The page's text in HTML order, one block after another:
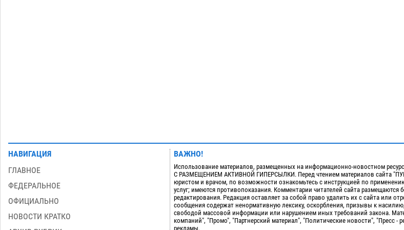
НАВИГАЦИЯ
ГЛАВНОЕ
ФЕДЕРАЛЬНОЕ
ОФИЦИАЛЬНО
НОВОСТИ КРАТКО
ВАЖНО!
Использование материалов, размещенных на информационно-новостном
С РАЗМЕЩЕНИЕМ АКТИВНОЙ ГИПЕРСЫЛКИ. Перед чтением материалов сайта
юристом и врачом, по возможности ознакомьтесь с инструкцией по
услуг; имеются противопоказания. Комментарии читателей сайта размещаются
редактирования. Редакция оставляет за собой право удалить их с сайта или
сообщения содержат ненормативную лексику, оскорбления, призывы к
свободой массовой информации или нарушением иных требований закона.
компаний", "Промо", "Партнерский материал", "Политические новости", "Пресс -
рекламы.